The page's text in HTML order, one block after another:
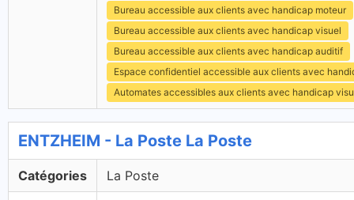
Bureau accessible aux clients avec handicap moteur
Bureau accessible aux clients avec handicap visuel
Bureau accessible aux clients avec handicap auditif
Espace confidentiel accessible aux clients avec
Automates accessibles aux clients avec handicap
ENTZHEIM - La Poste La Poste
Catégories La Poste